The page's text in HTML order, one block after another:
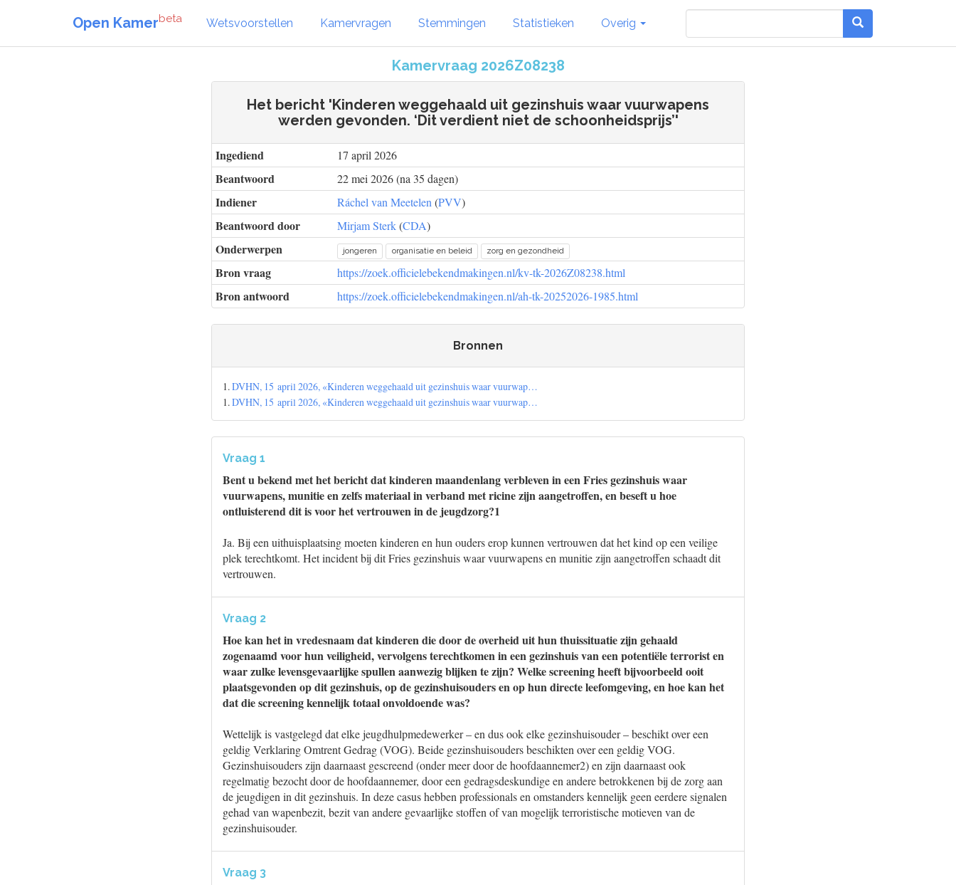
Open Kamerbeta Wetsvoorstellen Kamervragen Stemmingen Statistieken Overig
Kamervraag 2026Z08238
Het bericht 'Kinderen weggehaald uit gezinshuis waar vuurwapens
werden gevonden. ‘Dit verdient niet de schoonheidsprijs’'
Ingediend 17 april 2026
Beantwoord 22 mei 2026 (na 35 dagen)
Indiener Ráchel van Meetelen (PVV)
Beantwoord door Mirjam Sterk(CDA)
Onderwerpen jongeren organisatie en beleid zorg en gezondheid
Bron vraag https://zoek.officielebekendmakingen.nl/kv-tk-2026Z08238.html
Bron antwoord https://zoek.officielebekendmakingen.nl/ah-tk-20252026-1985.html
Bronnen
1.DVHN, 15 april 2026, «Kinderen weggehaald uit gezinshuis waar vuurwap…
1.DVHN, 15 april 2026, «Kinderen weggehaald uit gezinshuis waar vuurwap…
Vraag 1
Bent u bekend met het bericht dat kinderen maandenlang verbleven in een Fries gezinshuis waar
vuurwapens, munitie en zelfs materiaal in verband met ricine zijn aangetroffen, en beseft u hoe
ontluisterend dit is voor het vertrouwen in de jeugdzorg?1
Ja. Bij een uithuisplaatsing moeten kinderen en hun ouders erop kunnen vertrouwen dat het kind op een veilige
plek terechtkomt. Het incident bij dit Fries gezinshuis waar vuurwapens en munitie zijn aangetroffen schaadt dit
vertrouwen.
Vraag 2
Hoe kan het in vredesnaam dat kinderen die door de overheid uit hun thuissituatie zijn gehaald
zogenaamd voor hun veiligheid, vervolgens terechtkomen in een gezinshuis van een potentiële terrorist en
waar zulke levensgevaarlijke spullen aanwezig blijken te zijn? Welke screening heeft bijvoorbeeld ooit
plaatsgevonden op dit gezinshuis, op de gezinshuisouders en op hun directe leefomgeving, en hoe kan het
dat die screening kennelijk totaal onvoldoende was?
Wettelijk is vastgelegd dat elke jeugdhulpmedewerker – en dus ook elke gezinshuisouder – beschikt over een
geldig Verklaring Omtrent Gedrag (VOG). Beide gezinshuisouders beschikten over een geldig VOG.
Gezinshuisouders zijn daarnaast gescreend (onder meer door de hoofdaannemer2) en zijn daarnaast ook
regelmatig bezocht door de hoofdaannemer, door een gedragsdeskundige en andere betrokkenen bij de zorg aan
de jeugdigen in dit gezinshuis. In deze casus hebben professionals en omstanders kennelijk geen eerdere signalen
gehad van wapenbezit, bezit van andere gevaarlijke stoffen of van mogelijk terroristische motieven van de
gezinshuisouder.
Vraag 3